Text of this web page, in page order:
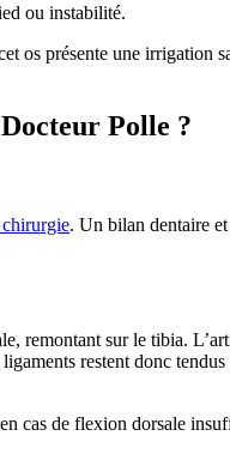
ou instabilité.
os présente une
Polle ?
. Un bilan dentaire
remontant sur le tibia.
restent donc
en cas de flexion dorsale